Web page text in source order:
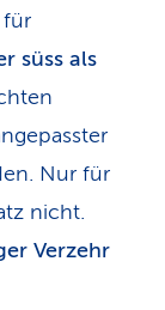
für
süss als
Nur für
nicht.
Verzehr